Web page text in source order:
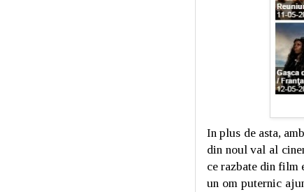
In plus de asta,
din noul val al
ce razbate din film
un om puternic